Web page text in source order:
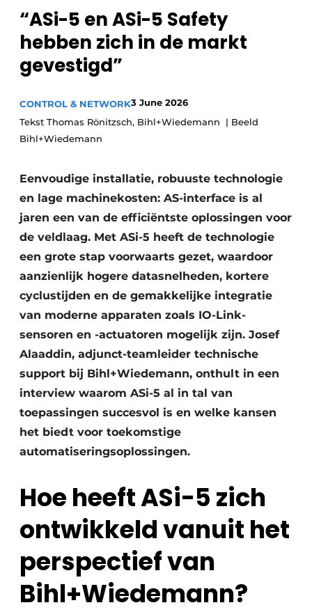
Privacy / Cookie statement
Vacature aanmelden
Vacatures
“ASi-5 en ASi-5 Safety
hebben zich in de markt
gevestigd”
CONTROL & NETWORK3 June 2026
Tekst Thomas Rönitzsch, Bihl+Wiedemann | Beeld
Bihl+Wiedemann
Eenvoudige installatie, robuuste technologie
en lage machinekosten: AS-interface is al
jaren een van de efficiëntste oplossingen voor
de veldlaag. Met ASi-5 heeft de technologie
een grote stap voorwaarts gezet, waardoor
aanzienlijk hogere datasnelheden, kortere
cyclustijden en de gemakkelijke integratie
van moderne apparaten zoals IO-Link-
sensoren en -actuatoren mogelijk zijn. Josef
Alaaddin, adjunct-teamleider technische
support bij Bihl+Wiedemann, onthult in een
interview waarom ASi-5 al in tal van
toepassingen succesvol is en welke kansen
het biedt voor toekomstige
automatiseringsoplossingen.
Hoe heeft ASi-5 zich
ontwikkeld vanuit het
perspectief van
Bihl+Wiedemann?